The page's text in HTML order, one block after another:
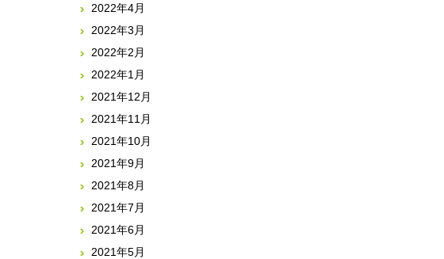
2022年4月
2022年3月
2022年2月
2022年1月
2021年12月
2021年11月
2021年10月
2021年9月
2021年8月
2021年7月
2021年6月
2021年5月